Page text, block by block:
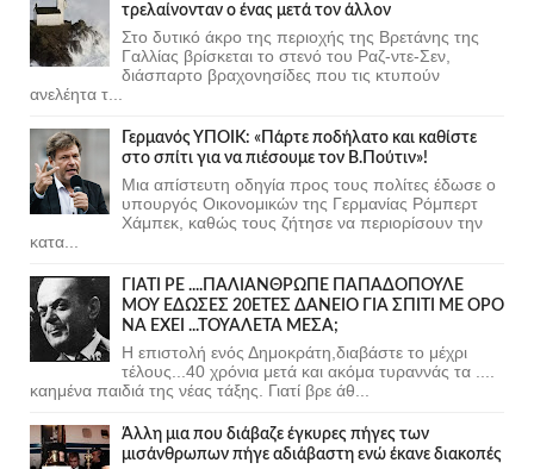
τρελαίνονταν ο ένας μετά τον άλλον
Στο δυτικό άκρο της περιοχής της Βρετάνης της
Γαλλίας βρίσκεται το στενό του Ραζ-ντε-Σεν,
διάσπαρτο βραχονησίδες που τις κτυπούν
ανελέητα τ...
Γερμανός ΥΠΟΙΚ: «Πάρτε ποδήλατο και καθίστε
στο σπίτι για να πιέσουμε τον Β.Πούτιν»!
Μια απίστευτη οδηγία προς τους πολίτες έδωσε ο
υπουργός Οικονομικών της Γερμανίας Ρόμπερτ
Χάμπεκ, καθώς τους ζήτησε να περιορίσουν την
κατα...
ΓΙΑΤΙ ΡΕ ....ΠΑΛΙΑΝΘΡΩΠΕ ΠΑΠΑΔΟΠΟΥΛΕ
ΜΟΥ ΕΔΩΣΕΣ 20ΕΤΕΣ ΔΑΝΕΙΟ ΓΙΑ ΣΠΙΤΙ ΜΕ ΟΡΟ
ΝΑ ΕΧΕΙ ...ΤΟΥΑΛΕΤΑ ΜΕΣΑ;
Η επιστολή ενός Δημοκράτη,διαβάστε το μέχρι
τέλους...40 χρόνια μετά και ακόμα τυραννάς τα ....
καημένα παιδιά της νέας τάξης. Γιατί βρε άθ...
Άλλη μια που διάβαζε έγκυρες πήγες των
μισάνθρωπων πήγε αδιάβαστη ενώ έκανε διακοπές